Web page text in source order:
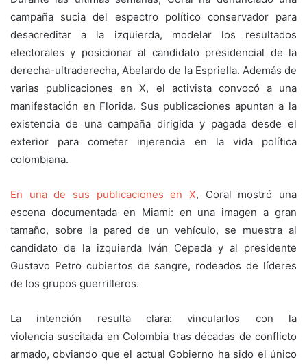
campaña sucia del espectro político conservador para
desacreditar a la izquierda, modelar los resultados
electorales y posicionar al candidato presidencial de la
derecha-ultraderecha, Abelardo de la Espriella. Además de
varias publicaciones en X, el activista convocó a una
manifestación en Florida. Sus publicaciones apuntan a la
existencia de una campaña dirigida y pagada desde el
exterior para cometer injerencia en la vida política
colombiana.
En una de sus publicaciones en X, Coral mostró una
escena documentada en Miami: en una imagen a gran
tamaño, sobre la pared de un vehículo, se muestra al
candidato de la izquierda Iván Cepeda y al presidente
Gustavo Petro cubiertos de sangre, rodeados de líderes
de los grupos guerrilleros.
La intención resulta clara: vincularlos con la
violencia suscitada en Colombia tras décadas de conflicto
armado, obviando que el actual Gobierno ha sido el único